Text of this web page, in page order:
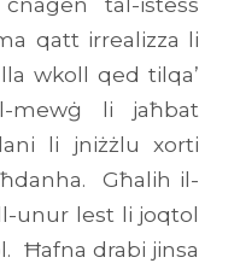
qatt irrealizza li
wkoll qed tilqa’
mewġ li jaħbat
li jniżżlu xorti
Għalih il-
unur lest li joqtol
Ħafna drabi jinsa